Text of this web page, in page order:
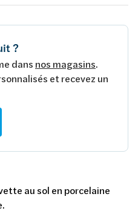
?
dans nos magasins.
et recevez un
au sol en porcelaine